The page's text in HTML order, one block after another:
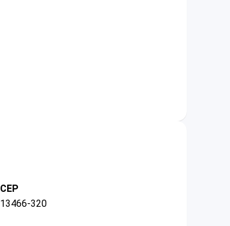
CEP
13466-320